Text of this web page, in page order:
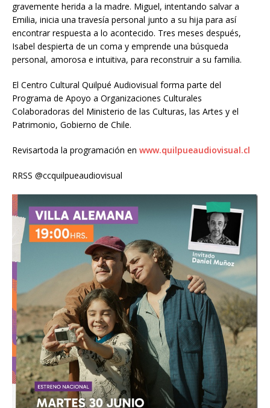
gravemente herida a la madre. Miguel, intentando salvar a
Emilia, inicia una travesía personal junto a su hija para así
encontrar respuesta a lo acontecido. Tres meses después,
Isabel despierta de un coma y emprende una búsqueda
personal, amorosa e intuitiva, para reconstruir a su familia.
El Centro Cultural Quilpué Audiovisual forma parte del
Programa de Apoyo a Organizaciones Culturales
Colaboradoras del Ministerio de las Culturas, las Artes y el
Patrimonio, Gobierno de Chile.
Revisartoda la programación en www.quilpueaudiovisual.cl
RRSS @ccquilpueaudiovisual